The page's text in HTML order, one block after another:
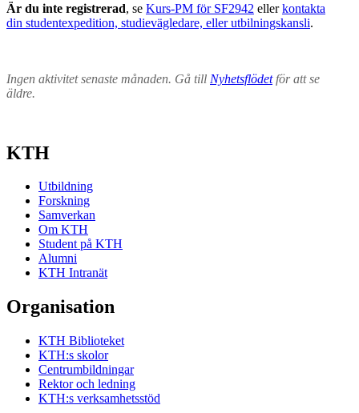
Är du inte registrerad, se Kurs-PM för SF2942 ellerkontakta
din studentexpedition, studievägledare, eller utbilningskansli.
Ingen aktivitet senaste månaden. Gå till Nyhetsflödetför att se
äldre.
KTH
Utbildning
Forskning
Samverkan
Om KTH
Student på KTH
Alumni
KTH Intranät
Organisation
KTH Biblioteket
KTH:s skolor
Centrumbildningar
Rektor och ledning
KTH:s verksamhetsstöd